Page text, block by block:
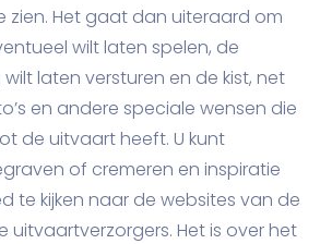
zien. Het gaat dan uiteraard om
wilt laten spelen, de
laten versturen en de kist, net
en andere speciale wensen die
de uitvaart heeft. U kunt
of cremeren en inspiratie
te kijken naar de websites van de
uitvaartverzorgers. Het is over het